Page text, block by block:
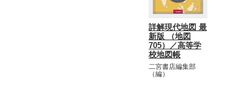
詳解現代地図 最
新版 （地図
705）／高等学
校地図帳
二宮書店編集部
（編）